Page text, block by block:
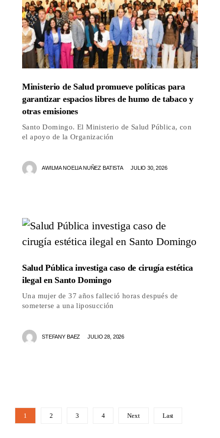
Ministerio de Salud promueve políticas para
garantizar espacios libres de humo de tabaco y
otras emisiones
Santo Domingo. El Ministerio de Salud Pública, con
el apoyo de la Organización
AWILMA NOELIA NUÑEZ BATISTA JULIO 30, 2026
Salud Pública investiga caso de cirugía estética
ilegal en Santo Domingo
Una mujer de 37 años falleció horas después de
someterse a una liposucción
STEFANY BAEZ JULIO 28, 2026
1 2 3 4 Next Last